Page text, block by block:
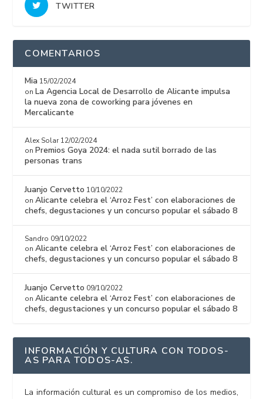
TWITTER
COMENTARIOS
Mia 15/02/2024
onLa Agencia Local de Desarrollo de Alicante impulsa
la nueva zona de coworking para jóvenes en
Mercalicante
Alex Solar 12/02/2024
onPremios Goya 2024: el nada sutil borrado de las
personas trans
Juanjo Cervetto 10/10/2022
onAlicante celebra el ‘Arroz Fest’ con elaboraciones de
chefs, degustaciones y un concurso popular el sábado 8
Sandro 09/10/2022
onAlicante celebra el ‘Arroz Fest’ con elaboraciones de
chefs, degustaciones y un concurso popular el sábado 8
Juanjo Cervetto 09/10/2022
onAlicante celebra el ‘Arroz Fest’ con elaboraciones de
chefs, degustaciones y un concurso popular el sábado 8
INFORMACIÓN Y CULTURA CON TODOS-
AS PARA TODOS-AS.
La información cultural es un compromiso de los medios,